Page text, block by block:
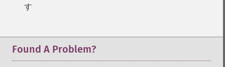
す
Found A Problem?